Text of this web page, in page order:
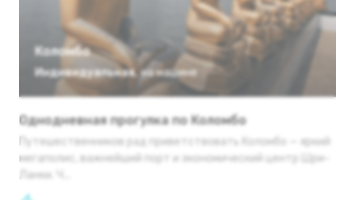
Коломбо
Индивидуальная, на машине
Однодневная прогулка по Коломбо
Путешественников рад приветствовать Коломбо — яркий
мегаполис, важнейший порт и экономический центр Шри-
Ланки. Ч...